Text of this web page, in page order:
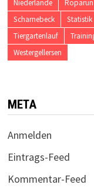
Niederlande
Roparun
Scharnebeck
Statistik
Tiergartenlauf
Westergellersen
META
Anmelden
Eintrags-Feed
Kommentar-Feed